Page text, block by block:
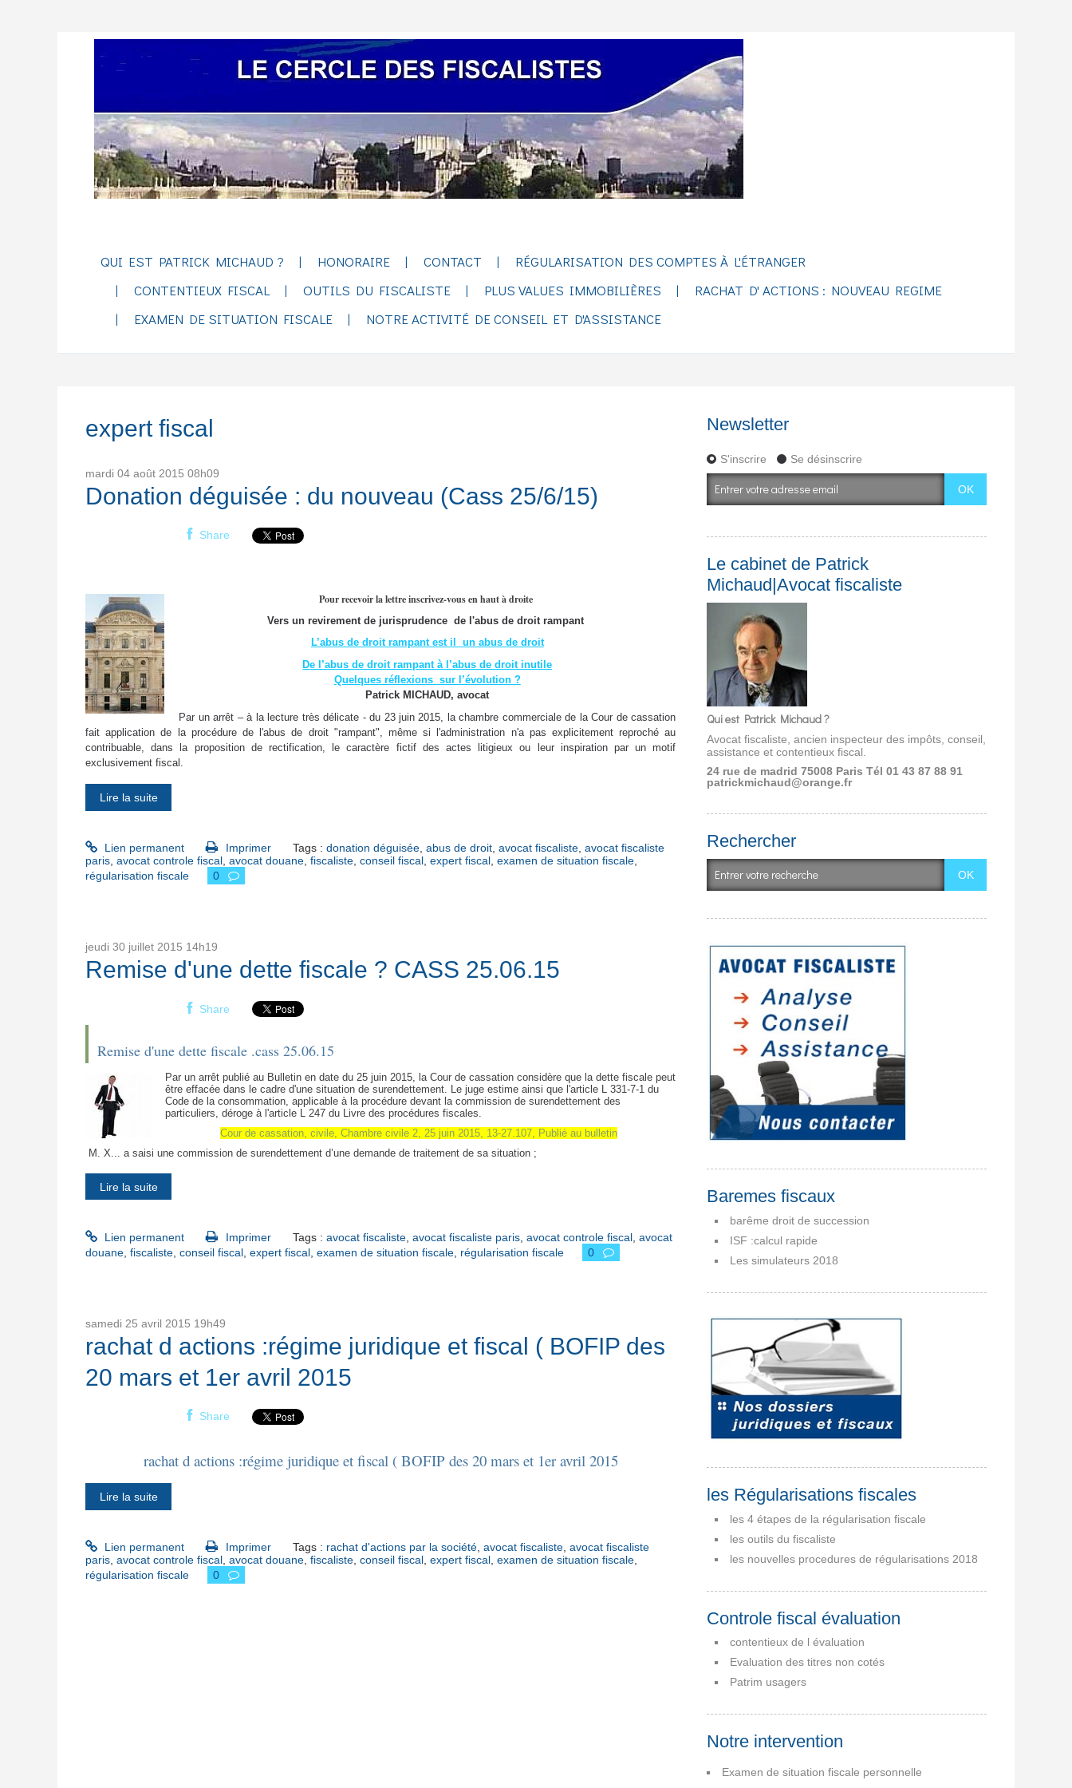
QUI EST PATRICK MICHAUD ? HONORAIRE CONTACT
RÉGULARISATION DES COMPTES À L'ÉTRANGER
CONTENTIEUX FISCAL
OUTILS DU FISCALISTE PLUS VALUES IMMOBILIÈRES
RACHAT D' ACTIONS : NOUVEAU REGIME
EXAMEN DE SITUATION FISCALE
NOTRE ACTIVITÉ DE CONSEIL ET D'ASSISTANCE
expert fiscal
mardi 04 août 2015 08h09
Donation déguisée : du nouveau (Cass 25/6/15)
Share
Pour recevoir la lettre inscrivez-vous en haut à droite
Vers un revirement de jurisprudence de l'abus de droit rampant
L’abus de droit rampant est il un abus de droit
De l’abus de droit rampant à l’abus de droit inutile
Quelques réflexions sur l’évolution ?
Patrick MICHAUD, avocat
Par un arrêt – à la lecture très délicate - du 23 juin 2015, la chambre commerciale de la Cour de cassation
fait application de la procédure de l'abus de droit "rampant", même si l'administration n'a pas explicitement reproché au
contribuable, dans la proposition de rectification, le caractère fictif des actes litigieux ou leur inspiration par un motif
exclusivement fiscal.
Lire la suite
Lien permanent Imprimer Tags : donation déguisée, abus de droit, avocat fiscaliste, avocat fiscaliste
paris avocat controle fiscal avocat douane fiscaliste conseil fiscal expert fiscal examen de situation fiscale
régularisation fiscale
0
jeudi 30 juillet 2015 14h19
Remise d'une dette fiscale ? CASS 25.06.15
Share
Remise d'une dette fiscale .cass 25.06.15
Par un arrêt publié au Bulletin en date du 25 juin 2015, la Cour de cassation considère que la dette fiscale peut
être effacée dans le cadre d'une situation de surendettement. Le juge estime ainsi que l'article L 331-7-1 du
Code de la consommation, applicable à la procédure devant la commission de surendettement des
particuliers, déroge à l'article L 247 du Livre des procédures fiscales.
Cour de cassation, civile, Chambre civile 2, 25 juin 2015, 13-27.107, Publié au bulletin
M. X... a saisi une commission de surendettement d’une demande de traitement de sa situation ;
Lire la suite
Lien permanent Imprimer Tags : avocat fiscaliste, avocat fiscaliste paris, avocat controle fiscal, avocat
douane fiscaliste conseil fiscal expert fiscal examen de situation fiscale régularisation fiscale 0
samedi 25 avril 2015 19h49
rachat d actions :régime juridique et fiscal ( BOFIP des
20 mars et 1er avril 2015
Share
rachat d actions :régime juridique et fiscal ( BOFIP des 20 mars et 1er avril 2015
Lire la suite
Lien permanent Imprimer Tags : rachat d'actions par la société, avocat fiscaliste, avocat fiscaliste
paris avocat controle fiscal avocat douane fiscaliste conseil fiscal expert fiscal examen de situation fiscale
régularisation fiscale
0
Newsletter
S'inscrire Se désinscrire
Le cabinet de Patrick
Michaud|Avocat fiscaliste
Qui est Patrick Michaud ?
Avocat fiscaliste, ancien inspecteur des impôts, conseil,
assistance et contentieux fiscal.
24 rue de madrid 75008 ParisTél 01 43 87 88 91
patrickmichaud@orange.fr
Rechercher
Baremes fiscaux
barême droit de succession
ISF :calcul rapide
Les simulateurs 2018
les Régularisations fiscales
les 4 étapes de la régularisation fiscale
les outils du fiscaliste
les nouvelles procedures de régularisations 2018
Controle fiscal évaluation
contentieux de l évaluation
Evaluation des titres non cotés
Patrim usagers
Notre intervention
Examen de situation fiscale personnelle